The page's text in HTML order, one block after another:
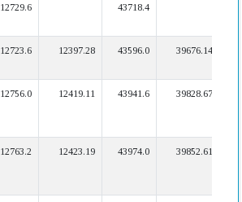
12729.6 43718.4
12723.6 12397.28 43596.0 39676.14
12756.0 12419.11 43941.6 39828.67
12763.2 12423.19 43974.0 39852.61